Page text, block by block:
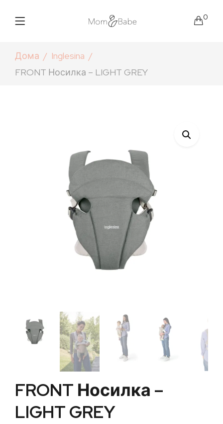
0
Дома
Inglesina
FRONT Носилка – LIGHT GREY
FRONT Носилка –
LIGHT GREY